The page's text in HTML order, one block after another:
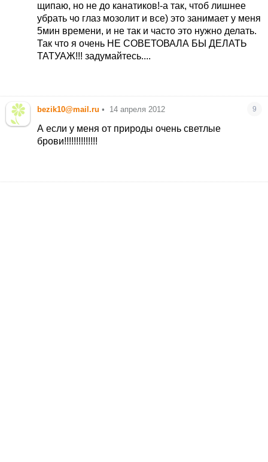
щипаю, но не до канатиков!-а так, чтоб лишнее
убрать чо глаз мозолит и все) это занимает у меня
5мин времени, и не так и часто это нужно делать.
Так что я очень НЕ СОВЕТОВАЛА БЫ ДЕЛАТЬ
ТАТУАЖ!!! задумайтесь....
bezik10@mail.ru • 14 апреля 2012 9
А если у меня от природы очень светлые
брови!!!!!!!!!!!!!!